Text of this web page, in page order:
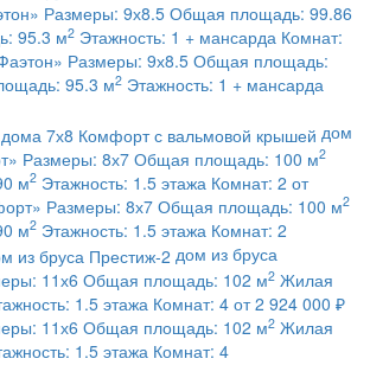
Размеры: 9х8.5 Общая площадь: 99.86
95.3 м2 Этажность: 1 + мансарда Комнат:
Размеры: 9х8.5 Общая площадь:
95.3 м2 Этажность: 1 + мансарда
дом
Размеры: 8х7 Общая площадь: 100 м2
м2 Этажность: 1.5 этажа Комнат: 2 от
Размеры: 8х7 Общая площадь: 100 м2
м2 Этажность: 1.5 этажа Комнат: 2
дом из бруса
11х6 Общая площадь: 102 м2 Жилая
1.5 этажа Комнат: 4 от 2 924 000 ₽
11х6 Общая площадь: 102 м2 Жилая
1.5 этажа Комнат: 4